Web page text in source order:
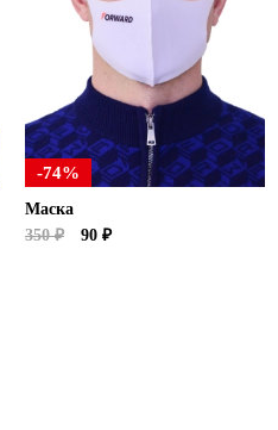
-74%
Маска
350 ₽
90 ₽